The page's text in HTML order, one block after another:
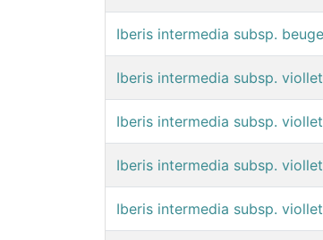
Iberis intermedia subsp.
Iberis intermedia subsp.
Iberis intermedia subsp.
Iberis intermedia subsp.
Iberis intermedia subsp.